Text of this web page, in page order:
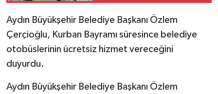
Aydın Büyükşehir Belediye Başkanı Özlem
Çerçioğlu, Kurban Bayramı süresince belediye
otobüslerinin ücretsiz hizmet vereceğini
duyurdu.
Aydın Büyükşehir Belediye Başkanı Özlem